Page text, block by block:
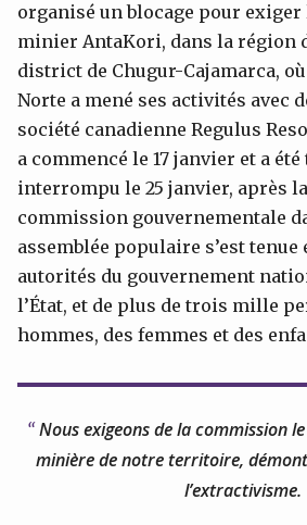
organisé un blocage pour
minier AntaKori, dans la région
district de Chugur-Cajamarca,
Norte a mené ses activités avec
société canadienne Regulus
a commencé le 17 janvier et a
interrompu le 25 janvier, après
commission gouvernementale
assemblée populaire s’est tenue
autorités du gouvernement
l’État, et de plus de trois mille
hommes, des femmes et des
Nous exigeons de la commission
minière de notre territoire,
l’extractivisme.